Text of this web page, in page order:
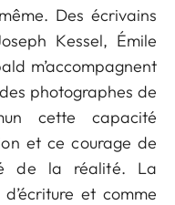
Des écrivains
Kessel, Émile
m’accompagnent
photographes de
cette capacité
et ce courage de
de la réalité. La
et comme